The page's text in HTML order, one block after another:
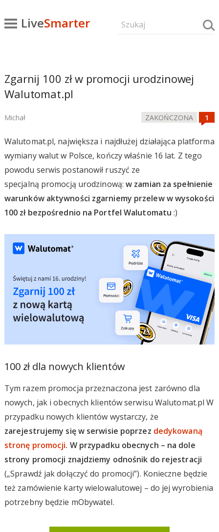
LiveSmarter
Zgarnij 100 zł w promocji urodzinowej
Walutomat.pl
Michał ZAKOŃCZONA
Walutomat.pl, największa i najdłużej działająca platforma
wymiany walut w Polsce, kończy właśnie 16 lat. Z tego
powodu serwis postanowił ruszyć ze
specjalną promocją urodzinową:w zamian za spełnienie
warunków aktywności zgarniemy przelew w wysokości
100 zł bezpośrednio na Portfel Walutomatu :)
100 zł dla nowych klientów
Tym razem promocja przeznaczona jest zarówno dla
nowych, jak i obecnych klientów serwisu Walutomat.pl W
przypadku nowych klientów wystarczy, że
zarejestrujemy się w serwisie poprzez dedykowaną
stronę promocji. W przypadku obecnych – na dole
strony promocji znajdziemy odnośnik do rejestracji
(„Sprawdź jak dołączyć do promocji”). Konieczne będzie
też zamówienie karty wielowalutowej – do jej wyrobienia
potrzebny będzie mObywatel.